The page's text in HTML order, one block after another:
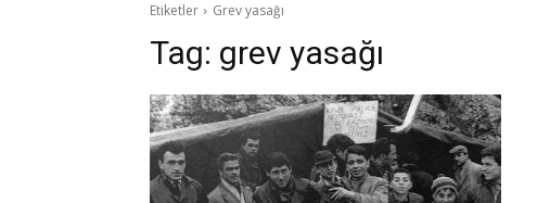
Etiketler Grev yasağı
Tag: grev yasağı